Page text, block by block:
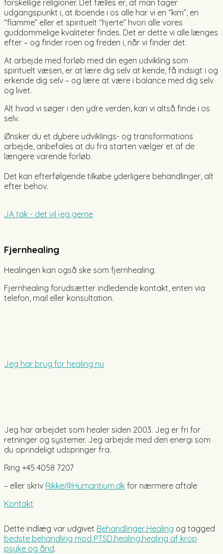
forskellige religioner. Det fælles er, at man tager
udgangspunkt i, at iboende i os alle har vi en “kim”, en
“flamme” eller et spirituelt “hjerte” hvori alle vores
guddommelige kvaliteter findes. Det er dette vi alle længes
efter – og finder roen og freden i, når vi finder det.
At arbejde med forløb med din egen udvikling som
spirituelt væsen, er at lære dig selv at kende, få indsigt i og
erkende dig selv – og lære at være i balance med dig selv
og livet.
Alt hvad vi søger i den ydre verden, kan vi altså finde i os
selv.
Ønsker du et dybere udviklings- og transformations
arbejde, anbefales at du fra starten vælger et af de
længere varende forløb.
Det kan efterfølgende tilkøbe yderligere behandlinger, alt
efter behov.
JA tak - det vil jeg gerne
Fjernhealing
Healingen kan også ske som fjernhealing.
Fjernhealing forudsætter indledende kontakt, enten via
telefon, mail eller konsultation.
Jeg har brug for healing nu
Jeg har arbejdet som healer siden 2003. Jeg er fri for
retninger og systemer. Jeg arbejde med den energi som
du oprindeligt udspringer fra.
Ring +45 4058 7207
– eller skriv Rikke@Humantium.dk for nærmere aftale
Kontakt
Dette indlæg var udgivet Behandlinger Healing og tagged
bedste behandling mod PTSD healing healing af krop
psyke og ånd.